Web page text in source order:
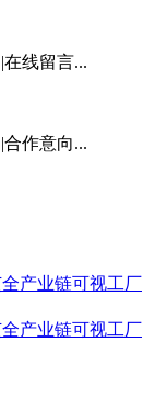
线留言...
作意向...